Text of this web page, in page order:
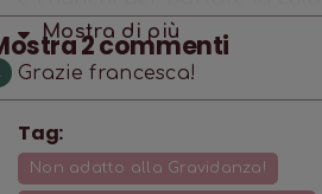
un profondo backbend.
variazione dell’Asana di
Shishosana (Puppy Dog
flessibilità nelle spalle, nelle
dell'anca e forza nei muscoli
muscoli posteriori della
agli allievi di piegare le
Mostra di più
2commenti
Grazie francesca!
Tag:
Non adatto alla Gravidanza!